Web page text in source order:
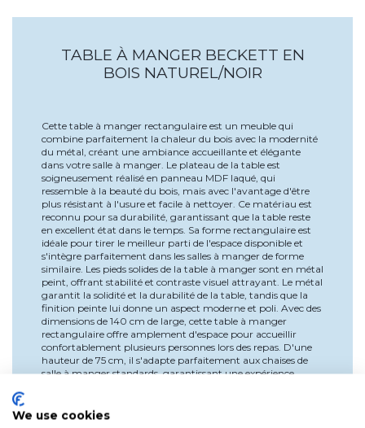
TABLE À MANGER BECKETT EN
BOIS NATUREL/NOIR
Cette table à manger rectangulaire est un meuble qui
combine parfaitement la chaleur du bois avec la modernité
du métal, créant une ambiance accueillante et élégante
dans votre salle à manger. Le plateau de la table est
soigneusement réalisé en panneau MDF laqué, qui
ressemble à la beauté du bois, mais avec l'avantage d'être
plus résistant à l'usure et facile à nettoyer. Ce matériau est
reconnu pour sa durabilité, garantissant que la table reste
en excellent état dans le temps. Sa forme rectangulaire est
idéale pour tirer le meilleur parti de l'espace disponible et
s'intègre parfaitement dans les salles à manger de forme
similaire. Les pieds solides de la table à manger sont en métal
peint, offrant stabilité et contraste visuel attrayant. Le métal
garantit la solidité et la durabilité de la table, tandis que la
finition peinte lui donne un aspect moderne et poli. Avec des
dimensions de 140 cm de large, cette table à manger
rectangulaire offre amplement d'espace pour accueillir
confortablement plusieurs personnes lors des repas. D'une
hauteur de 75 cm, il s'adapte parfaitement aux chaises de
salle à manger standards, garantissant une expérience
ustensiles, créant ainsi un environnement fonctionnel et
We use cookies